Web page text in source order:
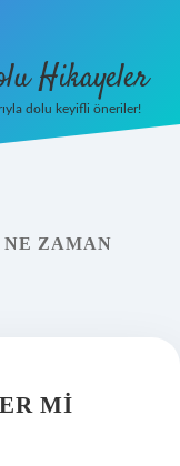
Hikayeler
dolu keyifli öneriler!
ZAMAN
MI